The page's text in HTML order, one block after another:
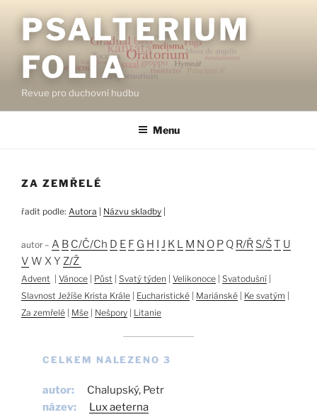
obsahu
webu
PSALTERIUM
FOLIA
Revue pro duchovní hudbu
Menu
ZA ZEMŘELÉ
řadit podle: Autora Názvu skladby
autor – A B C/Č/Ch D E F G H I J K L M N O P Q R/Ř S/ŠT U
V W X Y Z/Ž
Advent | Vánoce | Půst | Svatý týden | Velikonoce | Svatodušní |
Slavnost Ježíše Krista Krále | Eucharistické | Mariánské | Ke svatým |
Za zemřelé | Mše | Nešpory | Litanie
CELKEM NALEZENO 3
autor
Chalupský, Petr
název
Lux aeterna